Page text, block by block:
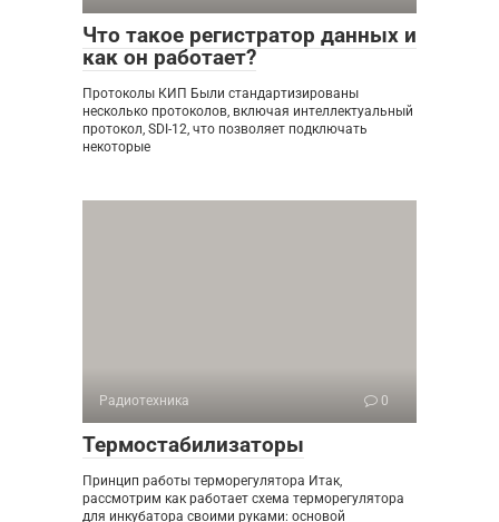
Что такое регистратор данных и
как он работает?
Протоколы КИП Были стандартизированы
несколько протоколов, включая интеллектуальный
протокол, SDI-12, что позволяет подключать
некоторые
Радиотехника 0
Термостабилизаторы
Принцип работы терморегулятора Итак,
рассмотрим как работает схема терморегулятора
для инкубатора своими руками: основой